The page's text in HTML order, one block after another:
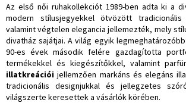
Az első női ruhakollekciót 1989-ben adta ki a
modern stílusjegyekkel ötvözött
valamint végtelen elegancia jellemezték, mely
divatház sajátjai. A világ egyik
90-es évek második felére gazdagította
termékekkel és kiegészítőkkel, valamint
illatkreációi jellemzően markáns és elegáns
tradicionális designjukkal és jellegzetes
világszerte keresettek a vásárlók körében.